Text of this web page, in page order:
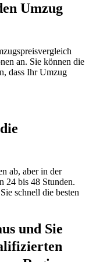
Umzug
an. Sie können die
dass Ihr Umzug
ab, aber in der
24 bis 48 Stunden.
schnell die besten
und Sie